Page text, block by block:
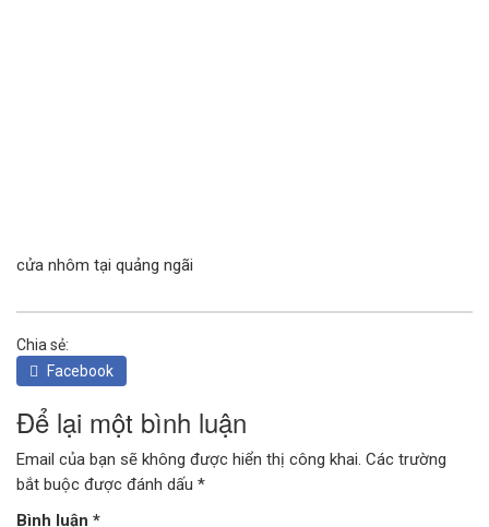
cửa nhôm tại quảng ngãi
Chia sẻ:
Facebook
Để lại một bình luận
Email của bạn sẽ không được hiển thị công khai. Các trường
bắt buộc được đánh dấu *
Bình luận *